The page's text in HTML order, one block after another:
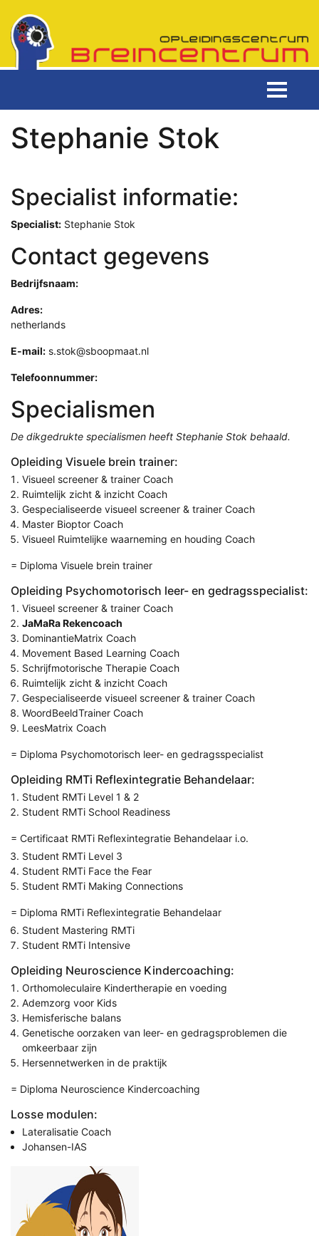
Stephanie Stok
Specialist informatie:
Specialist: Stephanie Stok
Contact gegevens
Bedrijfsnaam:
Adres:
netherlands
E-mail: s.stok@sboopmaat.nl
Telefoonnummer:
Specialismen
De dikgedrukte specialismen heeft Stephanie Stok behaald.
Opleiding Visuele brein trainer:
Visueel screener & trainer Coach
Ruimtelijk zicht & inzicht Coach
Gespecialiseerde visueel screener & trainer Coach
Master Bioptor Coach
Visueel Ruimtelijke waarneming en houding Coach
= Diploma Visuele brein trainer
Opleiding Psychomotorisch leer- en gedragsspecialist:
Visueel screener & trainer Coach
JaMaRa Rekencoach
DominantieMatrix Coach
Movement Based Learning Coach
Schrijfmotorische Therapie Coach
Ruimtelijk zicht & inzicht Coach
Gespecialiseerde visueel screener & trainer Coach
WoordBeeldTrainer Coach
LeesMatrix Coach
= Diploma Psychomotorisch leer- en gedragsspecialist
Opleiding RMTi Reflexintegratie Behandelaar:
Student RMTi Level 1 & 2
Student RMTi School Readiness
= Certificaat RMTi Reflexintegratie Behandelaar i.o.
Student RMTi Level 3
Student RMTi Face the Fear
Student RMTi Making Connections
= Diploma RMTi Reflexintegratie Behandelaar
Student Mastering RMTi
Student RMTi Intensive
Opleiding Neuroscience Kindercoaching:
Orthomoleculaire Kindertherapie en voeding
Ademzorg voor Kids
Hemisferische balans
Genetische oorzaken van leer- en gedragsproblemen die
omkeerbaar zijn
Hersennetwerken in de praktijk
= Diploma Neuroscience Kindercoaching
Losse modulen:
Lateralisatie Coach
Johansen-IAS